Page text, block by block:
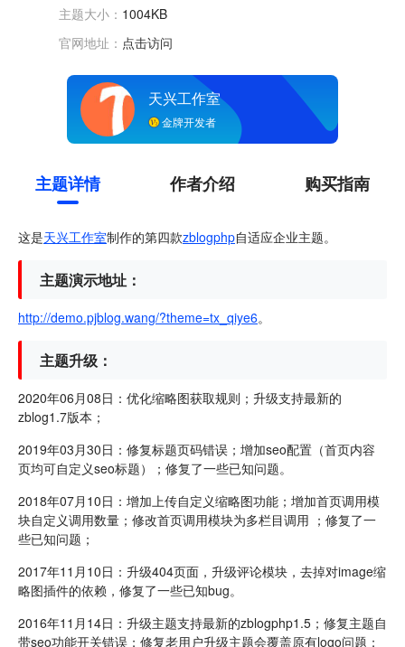
主题大小： 1004KB
官网地址： 点击访问
天兴工作室
金牌开发者
主题详情 作者介绍 购买指南
这是天兴工作室制作的第四款zblogphp自适应企业主题。
主题演示地址：
http://demo.pjblog.wang/?theme=tx_qiye6。
主题升级：
2020年06月08日：优化缩略图获取规则；升级支持最新的
zblog1.7版本；
2019年03月30日：修复标题页码错误；增加seo配置（首页内容
页均可自定义seo标题）；修复了一些已知问题。
2018年07月10日：增加上传自定义缩略图功能；增加首页调用模
块自定义调用数量；修改首页调用模块为多栏目调用 ；修复了一
些已知问题；
2017年11月10日：升级404页面，升级评论模块，去掉对image缩
略图插件的依赖，修复了一些已知bug。
2016年11月14日：升级主题支持最新的zblogphp1.5；修复主题自
带seo功能开关错误；修复老用户升级主题会覆盖原有logo问题；